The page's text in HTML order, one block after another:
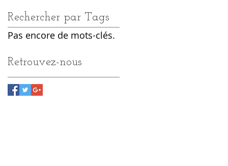
Rechercher par Tags
Pas encore de mots-clés.
Retrouvez-nous